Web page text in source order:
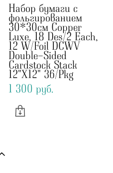
Набор бумаги с
фольгированием
30*30см Copper
Luxe, 18 Des/2 Each,
12 W/Foil DCWV
Double-Sided
Cardstock Stack
12"X12" 36/Pkg
1 300 pуб.